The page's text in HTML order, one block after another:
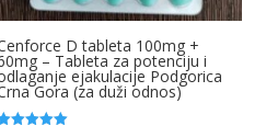
D tableta 100mg +
– Tableta za potenciju i
ejakulacije Podgorica
Gora (za duži odnos)